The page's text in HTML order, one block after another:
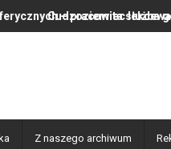
gołdapskich strażaków
lekceważył polskie prawo,
Z naszego archiwum